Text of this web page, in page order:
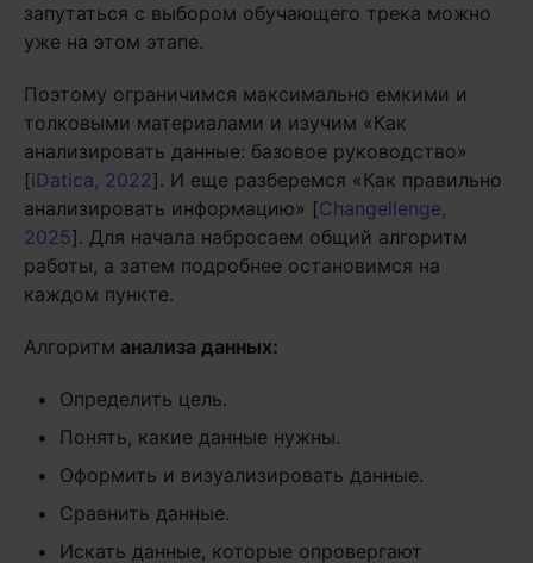
запутаться с выбором обучающего трека можно
уже на этом этапе.
Поэтому ограничимся максимально емкими и
толковыми материалами и изучим «Как
анализировать данные: базовое руководство»
[iDatica, 2022]. И еще разберемся «Как правильно
анализировать информацию» [Changellenge,
2025]. Для начала набросаем общий алгоритм
работы, а затем подробнее остановимся на
каждом пункте.
Алгоритм анализа данных:
Определить цель.
Понять, какие данные нужны.
Оформить и визуализировать данные.
Сравнить данные.
Искать данные, которые опровергают